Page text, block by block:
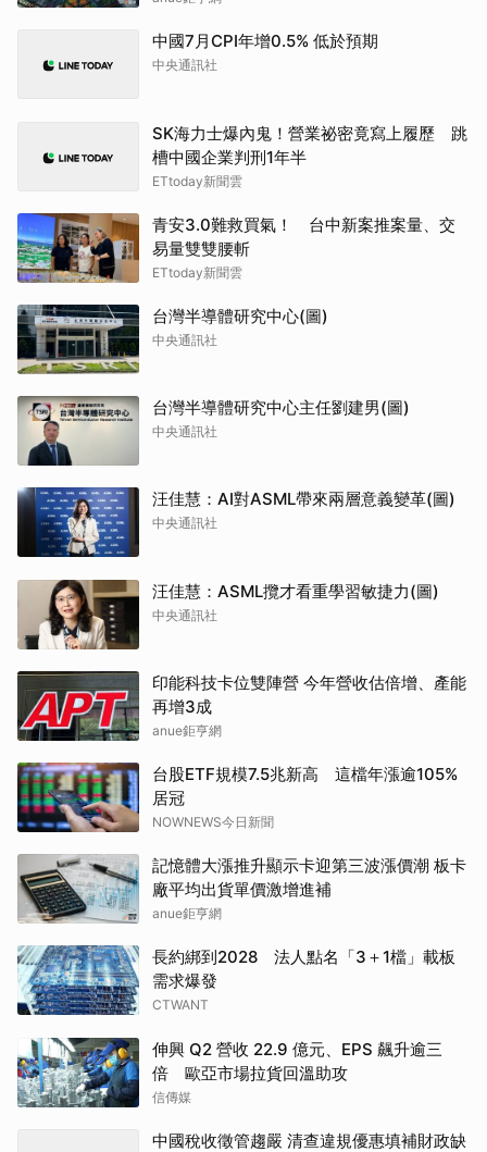
中國7月CPI年增0.5% 低於預期
中央通訊社
SK海力士爆內鬼！營業祕密竟寫上履歷 跳
槽中國企業判刑1年半
ETtoday新聞雲
青安3.0難救買氣！ 台中新案推案量、交
易量雙雙腰斬
ETtoday新聞雲
台灣半導體研究中心(圖)
中央通訊社
台灣半導體研究中心主任劉建男(圖)
中央通訊社
汪佳慧：AI對ASML帶來兩層意義變革(圖)
中央通訊社
汪佳慧：ASML攬才看重學習敏捷力(圖)
中央通訊社
印能科技卡位雙陣營 今年營收估倍增、產能
再增3成
anue鉅亨網
台股ETF規模7.5兆新高 這檔年漲逾105%
居冠
NOWNEWS今日新聞
記憶體大漲推升顯示卡迎第三波漲價潮 板卡
廠平均出貨單價激增進補
anue鉅亨網
長約綁到2028 法人點名「3＋1檔」載板
需求爆發
CTWANT
伸興 Q2 營收 22.9 億元、EPS 飆升逾三
倍 歐亞市場拉貨回溫助攻
信傳媒
中國稅收徵管趨嚴 清查違規優惠填補財政缺